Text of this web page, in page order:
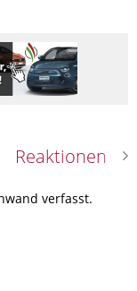
Reaktionen
verfasst.